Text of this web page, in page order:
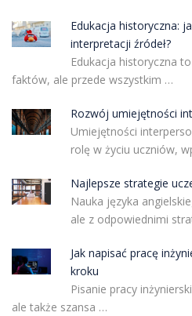
Edukacja historyczna:
interpretacji źródeł?
Edukacja historyczna
faktów, ale przede wszystkim …
Rozwój umiejętności
Umiejętności
rolę w życiu uczniów,
Najlepsze strategie
Nauka języka
ale z odpowiednimi
Jak napisać pracę
kroku
Pisanie pracy
ale także szansa …